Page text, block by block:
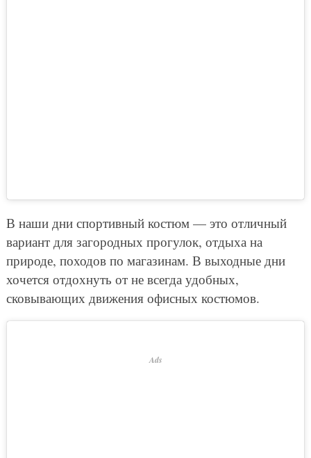
В наши дни спортивный костюм — это отличный
вариант для загородных прогулок, отдыха на
природе, походов по магазинам. В выходные дни
хочется отдохнуть от не всегда удобных,
сковывающих движения офисных костюмов.
Ads